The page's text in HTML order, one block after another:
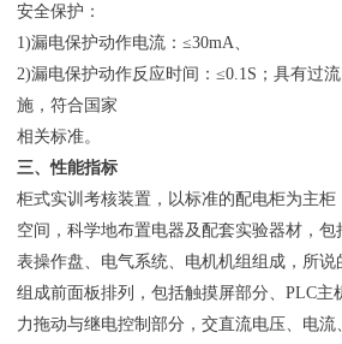
安全保护：
1)漏电保护动作电流：≤30mA、
2)漏电保护动作反应时间：≤0.1S；具有过
施，符合国家
相关标准。
三、性能指标
柜式实训考核装置，以标准的配电柜为主柜
空间，科学地布置电器及配套实验器材，
表操作盘、电气系统、电机机组组成，所
组成前面板排列，包括触摸屏部分、PLC主
力拖动与继电控制部分，交直流电压、电